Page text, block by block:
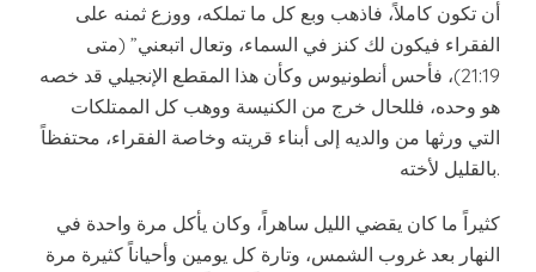
أن تكون كاملاً، فاذهب وبع كل ما تملكه، ووزع ثمنه على
الفقراء فيكون لك كنز في السماء، وتعال اتبعني” (متى
21:19)، فأحس أنطونيوس وكأن هذا المقطع الإنجيلي قد خصه
هو وحده، فللحال خرج من الكنيسة ووهب كل الممتلكات
التي ورثها من والديه إلى أبناء قريته وخاصة الفقراء، محتفظاً
بالقليل لأخته.
كثيراً ما كان يقضي الليل ساهراً، وكان يأكل مرة واحدة في
النهار بعد غروب الشمس، وتارة كل يومين وأحياناً كثيرة مرة